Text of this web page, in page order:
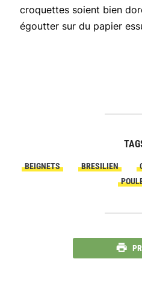
croquettes soient bien
égoutter sur du papier
BEIGNETS BRESILIEN